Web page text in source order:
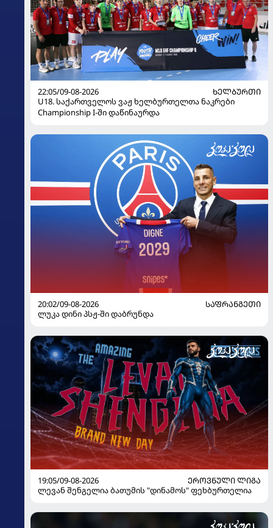
22:05/09-08-2026
ᲮᲔᲚᲑᲣᲠᲗᲘ
U18. საქართველოს ვაჟ ხელბურთელთა ნაკრები
Championship I-ში დაწინაურდა
20:02/09-08-2026
ᲡᲐᲤᲠᲐᲜᲒᲔᲗᲘ
ლუკა დინი პსჟ-ში დაბრუნდა
19:05/09-08-2026
ᲔᲠᲝᲕᲜᲣᲚᲘ ᲚᲘᲒᲐ
ლევან შენგელია ბათუმის "დინამოს" ფეხბურთელია